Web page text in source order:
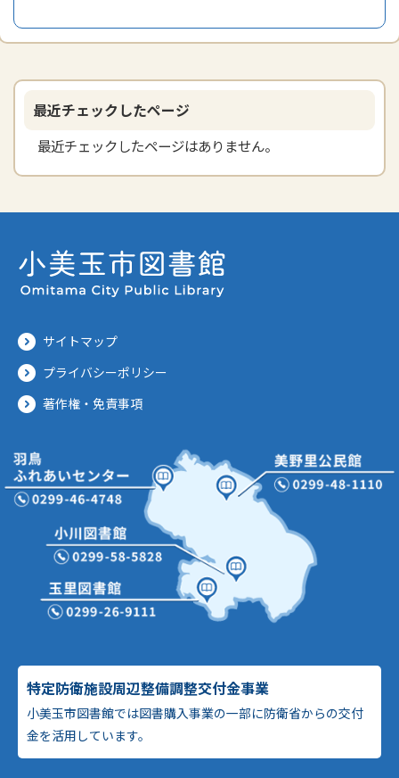
最近チェックしたページ
最近チェックしたページはありません。
サイトマップ
プライバシーポリシー
著作権・免責事項
特定防衛施設周辺整備調整交付金事業
小美玉市図書館では図書購入事業の一部に防衛省からの交付
金を活用しています。